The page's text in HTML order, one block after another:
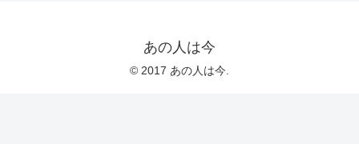
あの人は今
© 2017 あの人は今.